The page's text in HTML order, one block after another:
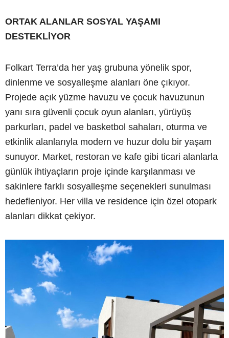
ORTAK ALANLAR SOSYAL YAŞAMI
DESTEKLİYOR
Folkart Terra’da her yaş grubuna yönelik spor,
dinlenme ve sosyalleşme alanları öne çıkıyor.
Projede açık yüzme havuzu ve çocuk havuzunun
yanı sıra güvenli çocuk oyun alanları, yürüyüş
parkurları, padel ve basketbol sahaları, oturma ve
etkinlik alanlarıyla modern ve huzur dolu bir yaşam
sunuyor. Market, restoran ve kafe gibi ticari alanlarla
günlük ihtiyaçların proje içinde karşılanması ve
sakinlere farklı sosyalleşme seçenekleri sunulması
hedefleniyor. Her villa ve residence için özel otopark
alanları dikkat çekiyor.